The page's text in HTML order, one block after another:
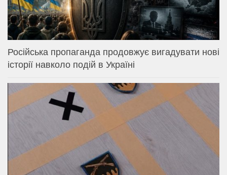
Російська пропаганда продовжує вигадувати нові
історії навколо подій в Україні